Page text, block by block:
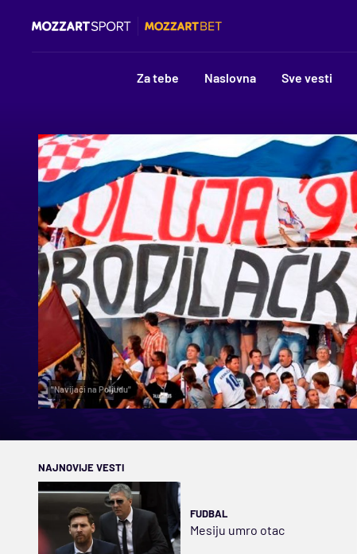
Za tebe Naslovna Sve vesti
"Navijači na Poljudu"
NAJNOVIJE VESTI
FUDBAL
Mesiju umro otac